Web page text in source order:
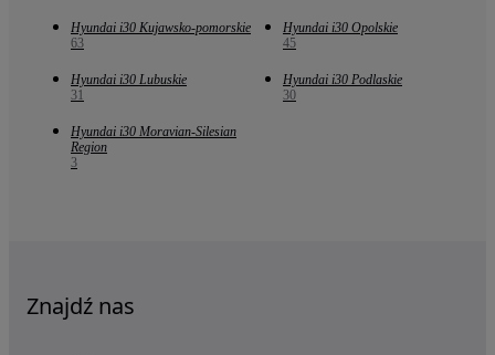
Hyundai i30 Kujawsko-pomorskie
63
Hyundai i30 Opolskie
45
Hyundai i30 Lubuskie
31
Hyundai i30 Podlaskie
30
Hyundai i30 Moravian-Silesian
Region
3
Znajdź nas